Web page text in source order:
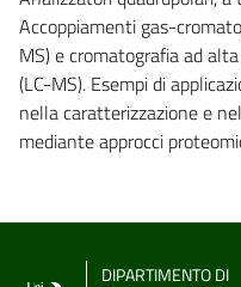
Accoppiamenti gas-
MS) e cromatografia ad
(LC-MS). Esempi di
nella caratterizzazione e
mediante approcci
DIPARTIMENTO DI